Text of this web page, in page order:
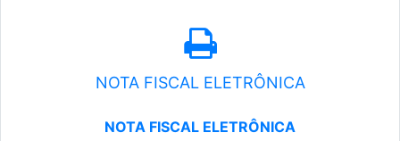
NOTA FISCAL ELETRÔNICA
NOTA FISCAL ELETRÔNICA